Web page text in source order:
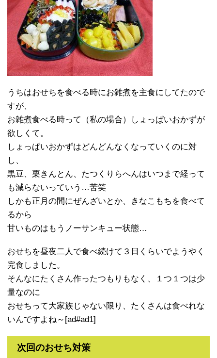
うちはおせちを食べる時にお雑煮を主食にしてたので
すが、
お雑煮食べる時って（私の場合）しょっぱいおかずが
欲しくて。
しょっぱいおかずはどんどんなくなっていくのに対
し、
黒豆、栗きんとん、たつくりらへんはいつまで経って
も減らないっていう…苦笑
しかも正月の間にぜんざいとか、きなこもちを食べて
るから
甘いものはもうノーサンキュー状態…
おせちを昼夜二人で食べ続けて３日くらいでようやく
完食しました。
そんなにたくさん作ったつもりもなく、１つ１つは少
量なのに
おせちって大家族じゃない限り、たくさんは食べれな
いんですよね～[ad#ad1]
次回のおせち対策